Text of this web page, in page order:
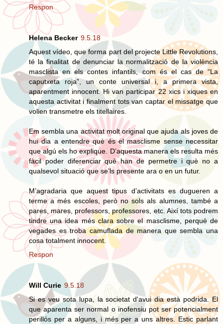
Respon
Helena Becker 9.5.18
Aquest vídeo, que forma part del projecte Little Revolutions,
té la finalitat de denunciar la normalització de la violència
masclista en els contes infantils, com és el cas de “La
caputxeta roja”, un conte universal i, a primera vista,
aparentment innocent. Hi van participar 22 xics i xiques en
aquesta activitat i finalment tots van captar el missatge que
volien transmetre els titellaires.
Em sembla una activitat molt original que ajuda als joves de
hui dia a entendre què és el masclisme sense necessitar
que algú els ho explique. D’aquesta manera els resulta més
fàcil poder diferenciar què han de permetre i què no a
qualsevol situació que se’ls presente ara o en un futur.
M’agradaria que aquest tipus d’activitats es dugueren a
terme a més escoles, però no sols als alumnes, també a
pares, mares, professors, professores, etc. Així tots podrem
tindre una idea més clara sobre el masclisme, perquè de
vegades es troba camuflada de manera que sembla una
cosa totalment innocent.
Respon
Will Curie 9.5.18
Si es veu sota lupa, la societat d'avui dia està podrida. El
que aparenta ser normal o inofensiu pot ser potencialment
perillós per a alguns, i més per a uns altres. Estic parlant